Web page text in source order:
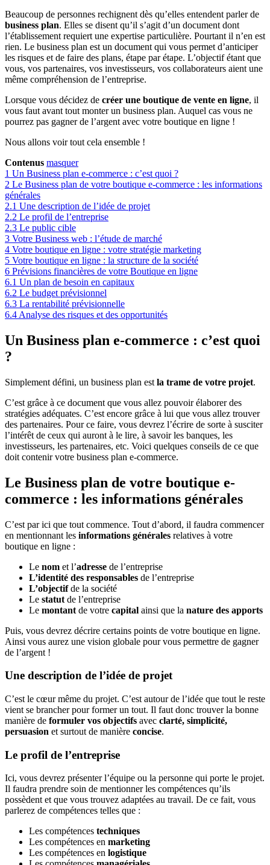
Beaucoup de personnes rechignent dès qu’elles entendent parler de
business plan. Elles se disent qu’il s’agit d’un document dont
l’établissement requiert une expertise particulière. Pourtant il n’en est
rien. Le business plan est un document qui vous permet d’anticiper
les risques et de faire des plans, étape par étape. L’objectif étant que
vous, vos partenaires, vos investisseurs, vos collaborateurs aient une
même compréhension de l’entreprise.
Lorsque vous décidez de créer une boutique de vente en ligne, il
vous faut avant tout monter un business plan. Auquel cas vous ne
pourrez pas gagner de l’argent avec votre boutique en ligne !
Nous allons voir tout cela ensemble !
Contenus masquer
1 Un Business plan e-commerce : c’est quoi ?
2 Le Business plan de votre boutique e-commerce : les informations
générales
2.1 Une description de l’idée de projet
2.2 Le profil de l’entreprise
2.3 Le public cible
3 Votre Business web : l’étude de marché
4 Votre boutique en ligne : votre stratégie marketing
5 Votre boutique en ligne : la structure de la société
6 Prévisions financières de votre Boutique en ligne
6.1 Un plan de besoin en capitaux
6.2 Le budget prévisionnel
6.3 La rentabilité prévisionnelle
6.4 Analyse des risques et des opportunités
Un Business plan e-commerce : c’est quoi
?
Simplement défini, un business plan est la trame de votre projet.
C’est grâce à ce document que vous allez pouvoir élaborer des
stratégies adéquates. C’est encore grâce à lui que vous allez trouver
des partenaires. Pour ce faire, vous devrez l’écrire de sorte à susciter
l’intérêt de ceux qui auront à le lire, à savoir les banques, les
investisseurs, les partenaires, etc. Voici quelques conseils de ce que
doit contenir votre business plan e-commerce.
Le Business plan de votre boutique e-
commerce : les informations générales
C’est par ici que tout commence. Tout d’abord, il faudra commencer
en mentionnant les informations générales relatives à votre
boutique en ligne :
Le nom et l’adresse de l’entreprise
L’identité des responsables de l’entreprise
L’objectifde la société
Le statut de l’entreprise
Le montant de votre capital ainsi que la nature des apports
Puis, vous devrez décrire certains points de votre boutique en ligne.
Ainsi vous aurez une vision globale pour vous permettre de gagner
de l’argent !
Une description de l’idée de projet
C’est le cœur même du projet. C’est autour de l’idée que tout le reste
vient se brancher pour former un tout. Il faut donc trouver la bonne
manière de formuler vos objectifs avec clarté, simplicité,
persuasion et surtout de manière concise.
Le profil de l’entreprise
Ici, vous devrez présenter l’équipe ou la personne qui porte le projet.
Il faudra prendre soin de mentionner les compétences qu’ils
possèdent et que vous trouvez adaptées au travail. De ce fait, vous
parlerez de compétences telles que :
Les compétences techniques
Les compétences en marketing
Les compétences en logistique